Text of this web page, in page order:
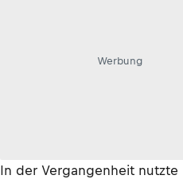
Werbung
In der Vergangenheit